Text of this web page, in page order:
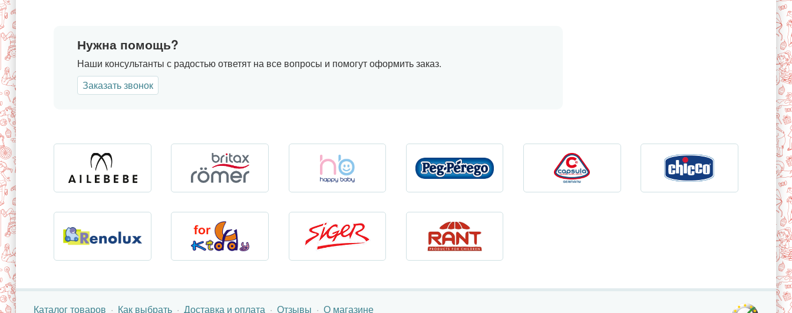
Нужна помощь?
Наши консультанты с радостью ответят на все вопросы и помогут оформить заказ.
Заказать звонок
Каталог товаров Как выбрать Доставка и оплата Отзывы О магазине